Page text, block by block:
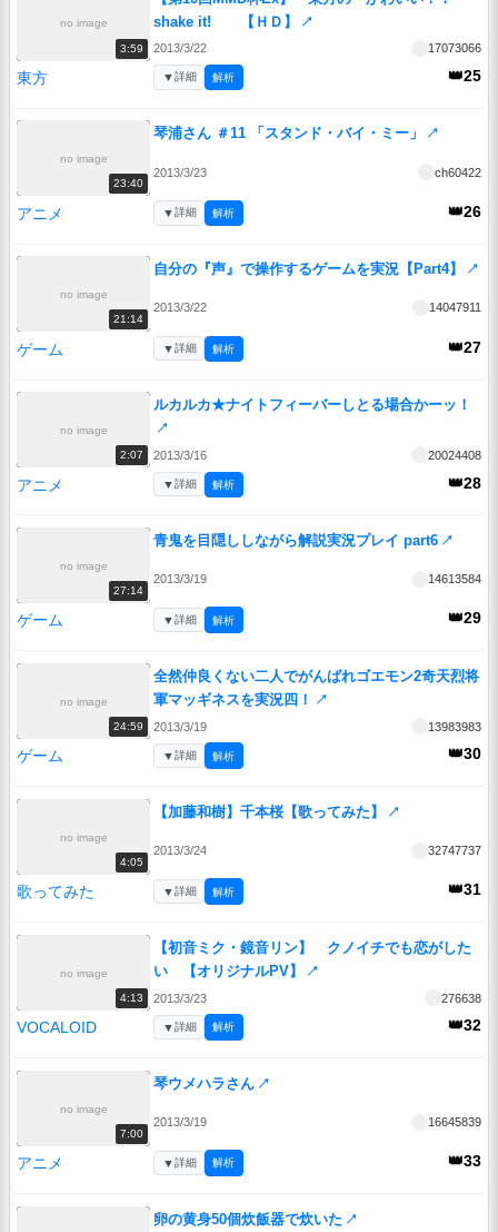
no image
3:59
shake it! 【ＨＤ】
↗
2013/3/22 17073066
東方 👑25
▼詳細 解析
no image
23:40
琴浦さん ＃11 「スタンド・バイ・ミー」 ↗
2013/3/23 ch60422
アニメ 👑26
▼詳細 解析
no image
21:14
自分の『声』で操作するゲームを実況【Part4】 ↗
2013/3/22 14047911
ゲーム 👑27
▼詳細 解析
no image
2:07
ルカルカ★ナイトフィーバーしとる場合かーッ！
↗
2013/3/16 20024408
アニメ 👑28
▼詳細 解析
no image
27:14
青鬼を目隠ししながら解説実況プレイ part6 ↗
2013/3/19 14613584
ゲーム 👑29
▼詳細 解析
no image
24:59
全然仲良くない二人でがんばれゴエモン2奇天烈将
軍マッギネスを実況四！
↗
2013/3/19 13983983
ゲーム 👑30
▼詳細 解析
no image
4:05
【加藤和樹】千本桜【歌ってみた】 ↗
2013/3/24 32747737
歌ってみた 👑31
▼詳細 解析
no image
4:13
【初音ミク・鏡音リン】 クノイチでも恋がした
い 【オリジナルPV】
↗
2013/3/23 276638
VOCALOID 👑32
▼詳細 解析
no image
7:00
琴ウメハラさん ↗
2013/3/19 16645839
アニメ 👑33
▼詳細 解析
卵の黄身50個炊飯器で炊いた ↗